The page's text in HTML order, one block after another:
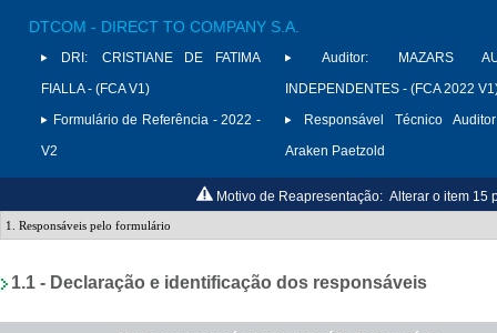
DTCOM - DIRECT TO COMPANY S.A.
DRI:
CRISTIANE DE FATIMA
FIALLA - (FCA V1)
Formulário de Referência - 2022 -
V2
Auditor:
MAZARS
INDEPENDENTES - (FCA 2022
Responsável Técnico
Araken Paetzold
Motivo de Reapresentação: Alterar o item 15